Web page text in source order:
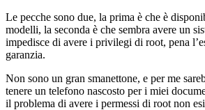
Le pecche sono due, la prima è che è
modelli, la seconda è che sembra avere un
impedisce di avere i privilegi di root, pena
garanzia.
Non sono un gran smanettone, e per me
tenere un telefono nascosto per i miei
il problema di avere i permessi di root non